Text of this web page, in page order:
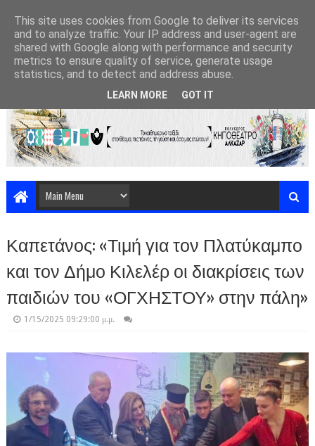
Καπετάνος: «Τιμή για τον Πλατύκαμπο
και τον Δήμο Κιλελέρ οι διακρίσεις των
παιδιών του «ΟΓΧΗΣΤΟΥ» στην πάλη»
1/15/2025 09:29:00 μ.μ.
This site uses cookies from Google to deliver its services
and to analyze traffic. Your IP address and user-agent are
shared with Google along with performance and security
metrics to ensure quality of service, generate usage
statistics, and to detect and address abuse.
LEARN MORE GOT IT